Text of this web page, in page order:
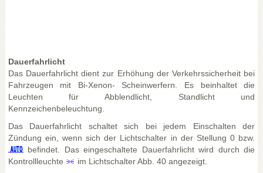
Dauerfahrlicht
Das Dauerfahrlicht dient zur Erhöhung der Verkehrssicherheit bei
Fahrzeugen mit Bi-Xenon- Scheinwerfern. Es beinhaltet die
Leuchten für Abblendlicht, Standlicht und
Kennzeichenbeleuchtung.
Das Dauerfahrlicht schaltet sich bei jedem Einschalten der
Zündung ein, wenn sich der Lichtschalter in der Stellung 0 bzw.
befindet. Das eingeschaltete Dauerfahrlicht wird durch die
Kontrollleuchte
im Lichtschalter Abb. 40 angezeigt.